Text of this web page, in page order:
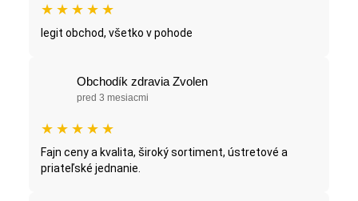
★ ★ ★ ★ ★
legit obchod, všetko v pohode
Obchodík zdravia Zvolen
pred 3 mesiacmi
★ ★ ★ ★ ★
Fajn ceny a kvalita, široký sortiment, ústretové a
priateľské jednanie.